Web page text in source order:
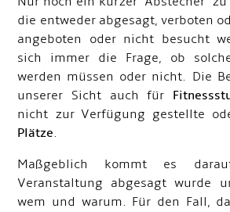
die entweder abgesagt, verboten
angeboten oder nicht besucht
sich immer die Frage, ob
werden müssen oder nicht. Die
unserer Sicht auch für
nicht zur Verfügung gestellte
Plätze.
Maßgeblich kommt es
Veranstaltung abgesagt wurde
wem und warum. Für den Fall,